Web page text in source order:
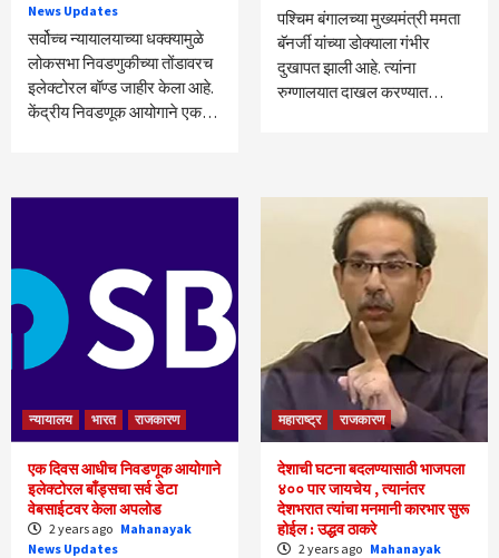
News Updates
सर्वोच्च न्यायालयाच्या धक्क्यामुळे
लोकसभा निवडणुकीच्या तोंडावरच
इलेक्टोरल बॉण्ड जाहीर केला आहे.
केंद्रीय निवडणूक आयोगाने एक…
पश्चिम बंगालच्या मुख्यमंत्री ममता
बॅनर्जी यांच्या डोक्याला गंभीर
दुखापत झाली आहे. त्यांना
रुग्णालयात दाखल करण्यात…
न्यायालय भारत राजकारण
एक दिवस आधीच निवडणूक आयोगाने
इलेक्टोरल बाँड्सचा सर्व डेटा
वेबसाईटवर केला अपलोड
2 years ago Mahanayak
News Updates
महाराष्ट्र राजकारण
देशाची घटना बदलण्यासाठी भाजपला
४०० पार जायचेय , त्यानंतर
देशभरात त्यांचा मनमानी कारभार सुरू
होईल : उद्धव ठाकरे
2 years ago Mahanayak